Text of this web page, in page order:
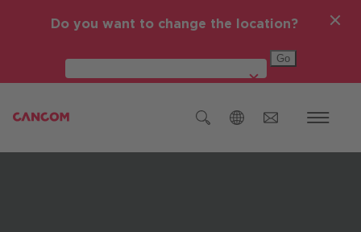
Do you want to change the location?